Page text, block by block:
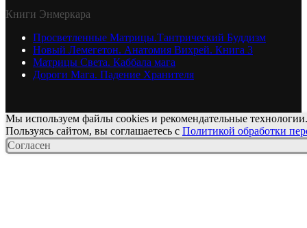
Книги Энмеркара
Просветленные Матрицы.Тантрический Буддизм
Новый Лемегетон. Анатомия Вихрей. Книга 3
Матрицы Света. Каббала мага
Дороги Мага. Падение Хранителя
Мы используем файлы cookies и рекомендательные технологии.
Пользуясь сайтом, вы соглашаетесь с Политикой обработки
Согласен